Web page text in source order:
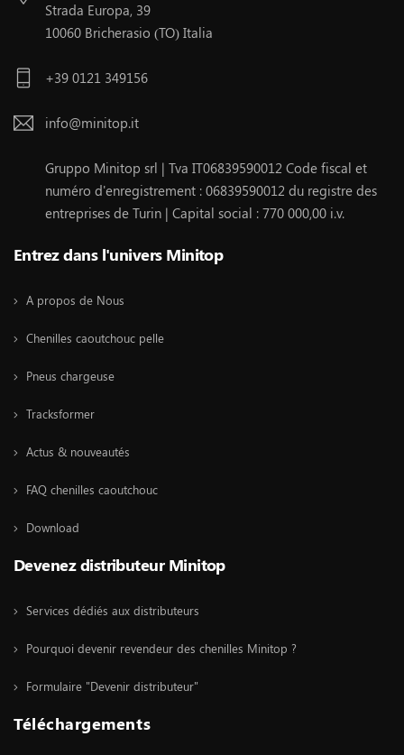
Strada Europa, 39
10060 Bricherasio (TO) Italia
+39 0121 349156
info@minitop.it
Gruppo Minitop srl | Tva IT06839590012 Code fiscal et
numéro d'enregistrement : 06839590012 du registre des
entreprises de Turin | Capital social : 770 000,00 i.v.
Entrez dans l'univers Minitop
A propos de Nous
Chenilles caoutchouc pelle
Pneus chargeuse
Tracksformer
Actus & nouveautés
FAQ chenilles caoutchouc
Download
Devenez distributeur Minitop
Services dédiés aux distributeurs
Pourquoi devenir revendeur des chenilles Minitop ?
Formulaire "Devenir distributeur"
Téléchargements